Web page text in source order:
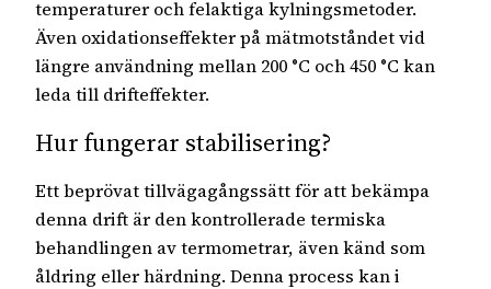
temperaturer och felaktiga kylningsmetoder.
Även oxidationseffekter på mätmotståndet vid
längre användning mellan 200 °C och 450 °C kan
leda till drifteffekter.
Hur fungerar stabilisering?
Ett beprövat tillvägagångssätt för att bekämpa
denna drift är den kontrollerade termiska
behandlingen av termometrar, även känd som
åldring eller härdning. Denna process kan i